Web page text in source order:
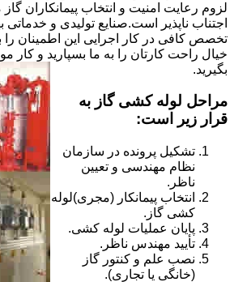
لزوم رعایت امنیت و انتخاب پیمانکاران
اجتناب ناپذیر است.صنایع تولیدی و خدماتی
تخصص کافی در کار اجرایی این اطمینان را
خیال راحت کارتان را به ما بسپارید و کار
بگیرید.
مراحل لوله کشی گاز به
قرار زیر است:
تشکیل پرونده در سازمان
نظام مهندسی و تعیین
ناظر.
انتخاب پیمانکار (مجری)لوله
کشی گاز.
پایان عملیات لوله کشی.
تأیید مهندس ناظر.
نصب علم و کنتور گاز
(خانگی یا تجاری).